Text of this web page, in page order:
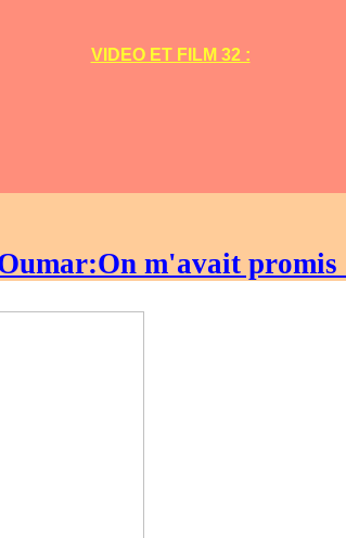
VIDEO ET FILM 32 :
m'avait promis